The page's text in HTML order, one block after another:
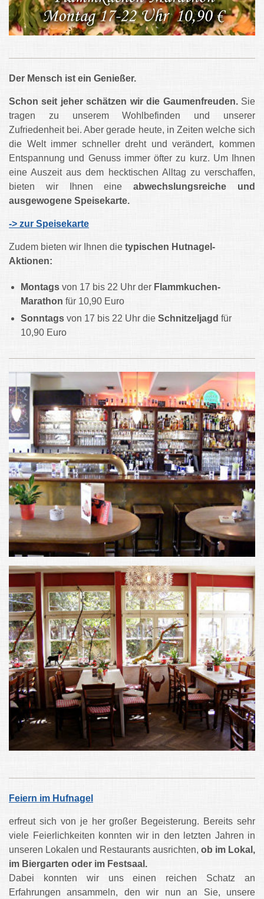
Der Mensch ist ein Genießer.
Schon seit jeher schätzen wir die Gaumenfreuden.Sie
tragen zu unserem Wohlbefinden und unserer
Zufriedenheit bei. Aber gerade heute, in Zeiten welche sich
die Welt immer schneller dreht und verändert, kommen
Entspannung und Genuss immer öfter zu kurz. Um Ihnen
eine Auszeit aus dem hecktischen Alltag zu verschaffen,
bieten wir Ihnen eineabwechslungsreiche und
ausgewogene Speisekarte.
-> zur Speisekarte
Zudem bieten wir Ihnen die typischen Hutnagel-
Aktionen:
Montags von 17 bis 22 Uhr der Flammkuchen-
Marathon für 10,90 Euro
Sonntags von 17 bis 22 Uhr die Schnitzeljagd für
10,90 Euro
Feiern im Hufnagel
erfreut sich von je her großer Begeisterung. Bereits sehr
viele Feierlichkeiten konnten wir in den letzten Jahren in
unseren Lokalen und Restaurants ausrichten, ob im Lokal,
im Biergarten oder im Festsaal.
Dabei konnten wir uns einen reichen Schatz an
Erfahrungen ansammeln, den wir nun an Sie, unsere